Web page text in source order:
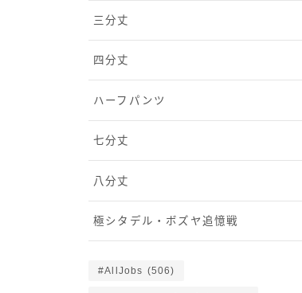
三分丈
四分丈
ハーフパンツ
七分丈
八分丈
極シタデル・ボズヤ追憶戦
AllJobs (506)